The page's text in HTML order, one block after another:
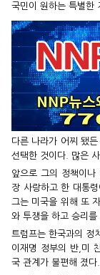
국민이 원하는 특별한
다른 나라가 어찌 됐
선택한 것이다. 많은
앞으로 그의 정책이나
장 사랑하고 한 대통
그는 미국을 위해 또
와 투쟁을 하고 승리를
트럼프는 한국과의 정
이재명 정부의 반,미
국 관계가 불편해 졌다.